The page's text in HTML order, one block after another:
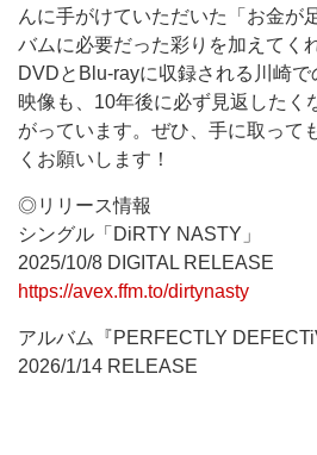
んに手がけていただいた「お金が
バムに必要だった彩りを加えてく
DVDとBlu-rayに収録される川崎
映像も、10年後に必ず見返したく
がっています。ぜひ、手に取って
くお願いします！
◎リリース情報
シングル「DiRTY NASTY」
2025/10/8 DIGITAL RELEASE
https://avex.ffm.to/dirtynasty
アルバム『PERFECTLY
2026/1/14 RELEASE